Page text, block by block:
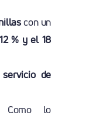
con un
12 % y el 18
de
Como lo